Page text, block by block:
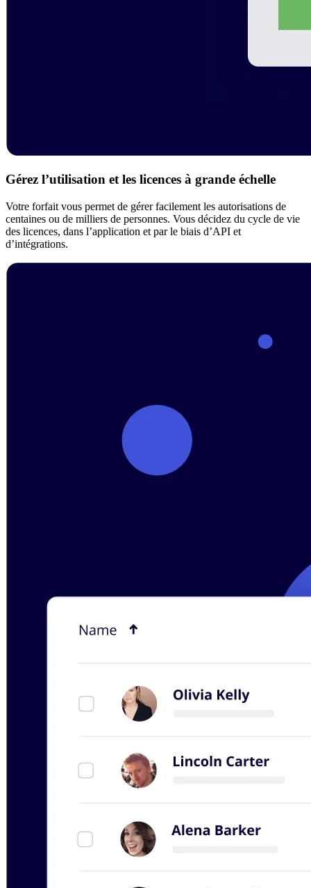
Gérez l’utilisation et les licences à grande échelle
Votre forfait vous permet de gérer facilement les autorisations de
centaines ou de milliers de personnes. Vous décidez du cycle de vie
des licences, dans l’application et par le biais d’API et
d’intégrations.